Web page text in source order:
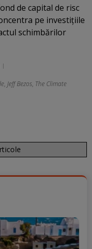
de capital de risc
pe investițiile
schimbărilor
, Jeff Bezos, The Climate